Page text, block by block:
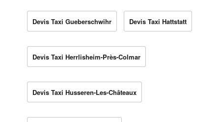
Devis Taxi Gueberschwihr Devis Taxi Hattstatt
Devis Taxi Herrlisheim-Près-Colmar
Devis Taxi Husseren-Les-Châteaux